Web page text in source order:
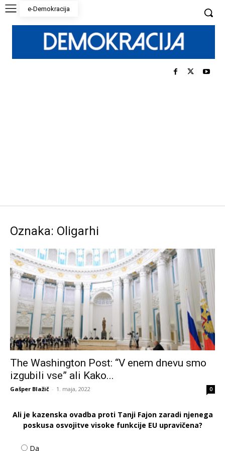
e-Demokracija
Oznaka: Oligarhi
The Washington Post: “V enem dnevu smo
izgubili vse” ali Kako...
Gašper Blažič - 1. maja, 2022 0
Ali je kazenska ovadba proti Tanji Fajon zaradi njenega
poskusa osvojitve visoke funkcije EU upravičena?
Da